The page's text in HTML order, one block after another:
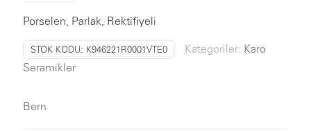
Porselen, Parlak, Rektifiyeli
STOK KODU: K946221R0001VTE0 Kategoriler: Karo
Seramikler
Bern